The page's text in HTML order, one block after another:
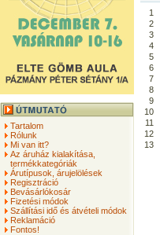
Tartalom
Rólunk
Mi van itt?
Az áruház kialakítása,
termékkategóriák
Árutípusok, árujelölések
Regisztráció
Bevásárlókosár
Fizetési módok
Szállítási idő és átvételi módok
Reklamáció
Fontos!
1
2
3
4
5
6
7
8
9
10
11
12
13